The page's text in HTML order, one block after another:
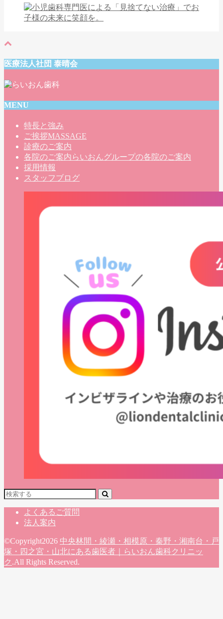
医療法人社団 泰晴会
MENU
特長と強み
ご挨拶MASSAGE
診療のご案内
各院のご案内 らいおんグループの各院のご案内
採用情報
スタッフブログ
よくあるご質問
法人案内
©Copyright2026 中央林間・綾瀬・相模原・秦野・湘南台・戸
塚・四之宮・山北にある歯医者｜らいおん歯科クリニッ
ク .All Rights Reserved.